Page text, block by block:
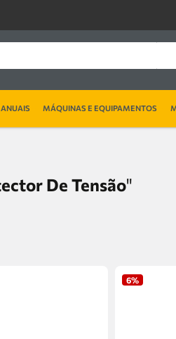
MÁQUINAS E EQUIPAMENTOS
De Tensão
6%